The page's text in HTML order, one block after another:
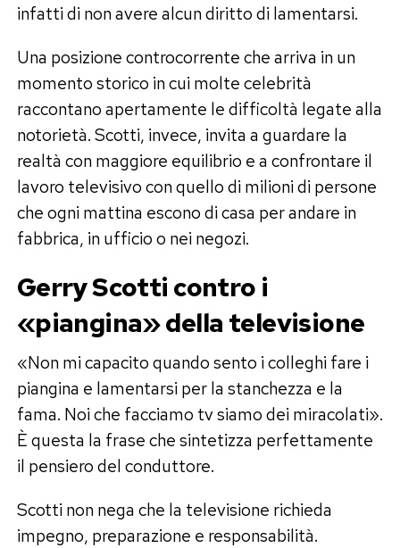
infatti di non avere alcun diritto di lamentarsi.
Una posizione controcorrente che arriva in un
momento storico in cui molte celebrità
raccontano apertamente le difficoltà legate alla
notorietà. Scotti, invece, invita a guardare la
realtà con maggiore equilibrio e a confrontare il
lavoro televisivo con quello di milioni di persone
che ogni mattina escono di casa per andare in
fabbrica, in ufficio o nei negozi.
Gerry Scotti contro i
«piangina» della televisione
«Non mi capacito quando sento i colleghi fare i
piangina e lamentarsi per la stanchezza e la
fama. Noi che facciamo tv siamo dei miracolati».
È questa la frase che sintetizza perfettamente
il pensiero del conduttore.
Scotti non nega che la televisione richieda
impegno, preparazione e responsabilità.